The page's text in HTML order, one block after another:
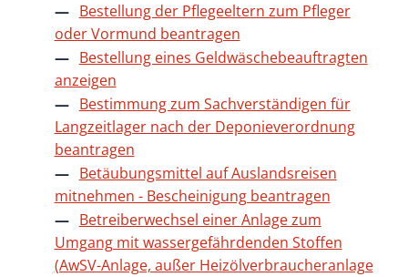
Bestellung der Pflegeeltern zum Pfleger
oder Vormund beantragen
Bestellung eines Geldwäschebeauftragten
anzeigen
Bestimmung zum Sachverständigen für
Langzeitlager nach der Deponieverordnung
beantragen
Betäubungsmittel auf Auslandsreisen
mitnehmen - Bescheinigung beantragen
Betreiberwechsel einer Anlage zum
Umgang mit wassergefährdenden Stoffen
(AwSV-Anlage, außer Heizölverbraucheranlage